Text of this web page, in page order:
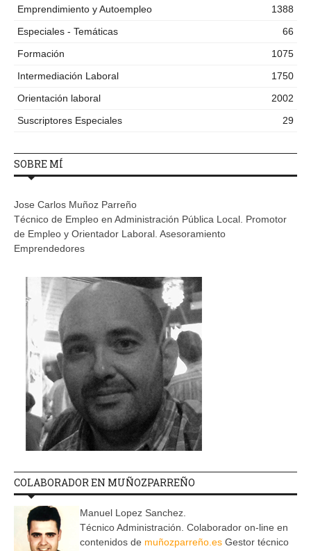
Emprendimiento y Autoempleo
1388
Especiales - Temáticas
66
Formación
1075
Intermediación Laboral
1750
Orientación laboral
2002
Suscriptores Especiales
29
SOBRE MÍ
Jose Carlos Muñoz Parreño
Técnico de Empleo en Administración Pública Local. Promotor
de Empleo y Orientador Laboral. Asesoramiento
Emprendedores
COLABORADOR EN MUÑOZPARREÑO
Manuel Lopez Sanchez.
Técnico Administración. Colaborador on-line en
contenidos de muñozparreño.es Gestor técnico